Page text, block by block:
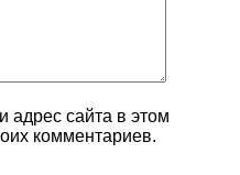
адрес сайта в этом
комментариев.